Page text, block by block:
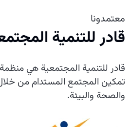
معتمدونا
قادر للتنمية
قادر للتنمية المجتمعية هي
تمكين المجتمع المستدام من
والصحة والبيئة.